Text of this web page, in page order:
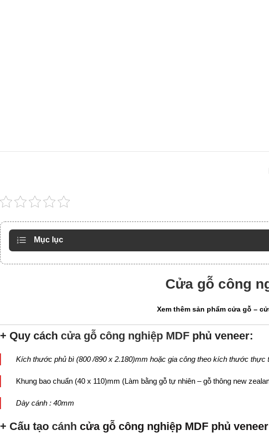
Mục lục
Cửa gỗ công
Xem thêm sản phẩm cửa gỗ –
+ Quy cách cửa gỗ công nghiệp MDF phủ veneer:
Kích thước phủ bì (800 /890 x 2.180)mm hoặc gia công theo kích thước thực
Khung bao chuẩn (40 x 110)mm (Làm bằng gỗ tự nhiên – gỗ thông new
Dày cánh : 40mm
+ Cấu tạo cánh cửa gỗ công nghiệp MDF phủ veneer